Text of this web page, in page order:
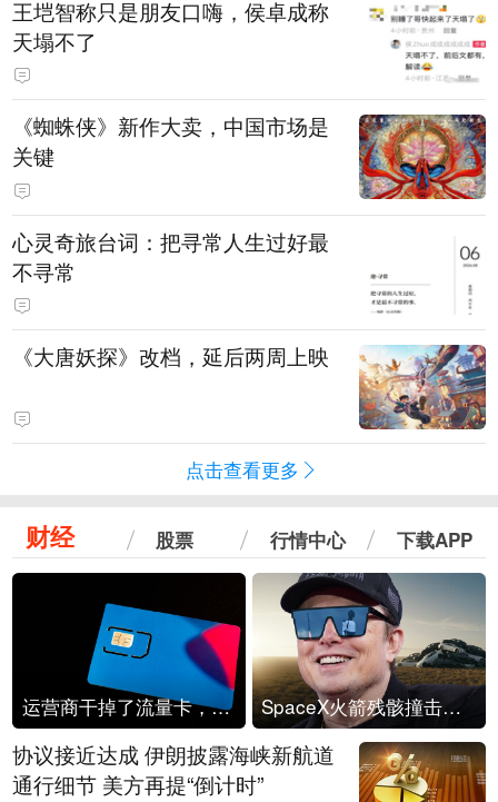
王垲智称只是朋友口嗨，侯卓成称
天塌不了
《蜘蛛侠》新作大卖，中国市场是
关键
心灵奇旅台词：把寻常人生过好最
不寻常
《大唐妖探》改档，延后两周上映
点击查看更多
财经 股票 行情中心 下载APP
运营商干掉了流量卡，他们真的玩不起了 SpaceX火箭残骸撞击月球
协议接近达成 伊朗披露海峡新航道
通行细节 美方再提“倒计时”